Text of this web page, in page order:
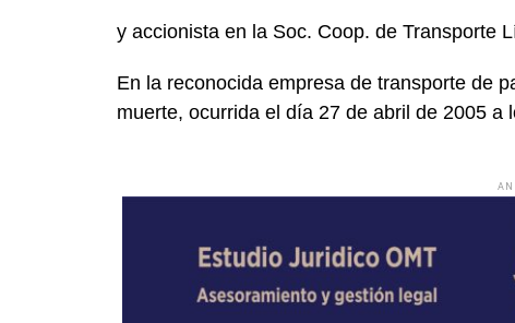
y accionista en la Soc. Coop. de Transporte
En la reconocida empresa de transporte de
muerte, ocurrida el día 27 de abril de 2005 a